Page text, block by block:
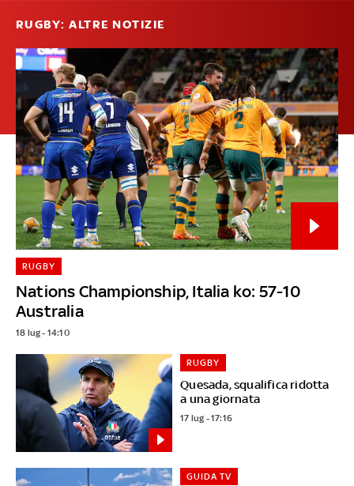
RUGBY: ALTRE NOTIZIE
Nations Championship, Italia ko: 57-10
Australia
RUGBY
18 lug - 14:10
Quesada, squalifica ridotta
a una giornata
RUGBY
17 lug - 17:16
GUIDA TV